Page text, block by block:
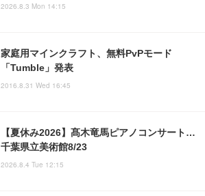
2026.8.3 Mon 14:15
家庭用マインクラフト、無料PvPモード
「Tumble」発表
2016.8.31 Wed 16:45
【夏休み2026】髙木竜馬ピアノコンサート…
千葉県立美術館8/23
2026.8.4 Tue 12:15